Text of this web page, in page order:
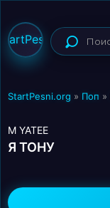
StartPesni.org » Поп »
M YATEE
Я ТОНУ